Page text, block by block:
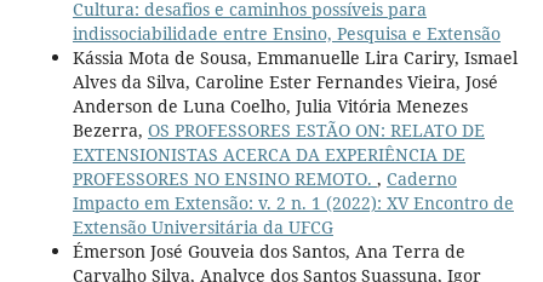
Cultura: desafios e caminhos possíveis para
indissociabilidade entre Ensino, Pesquisa e Extensão
Kássia Mota de Sousa, Emmanuelle Lira Cariry, Ismael
Alves da Silva, Caroline Ester Fernandes Vieira, José
Anderson de Luna Coelho, Julia Vitória Menezes
Bezerra, OS PROFESSORES ESTÃO ON: RELATO DE
EXTENSIONISTAS ACERCA DA EXPERIÊNCIA DE
PROFESSORES NO ENSINO REMOTO. , Caderno
Impacto em Extensão: v. 2 n. 1 (2022): XV Encontro de
Extensão Universitária da UFCG
Émerson José Gouveia dos Santos, Ana Terra de
Carvalho Silva, Analyce dos Santos Suassuna, Igor